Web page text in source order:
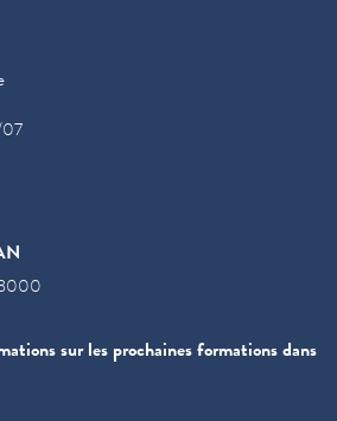
sur les prochaines formations dans